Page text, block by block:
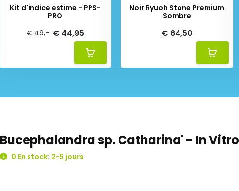
Kit d'indice estime - PPS-
PRO
€ 49,- € 44,95
Noir Ryuoh Stone Premium
Sombre
€ 64,50
Bucephalandra sp. Catharina' - In Vitro
0 En stock: 2-5 jours